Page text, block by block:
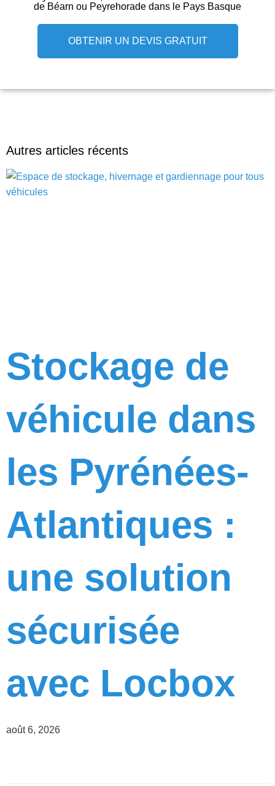
de Béarn ou Peyrehorade dans le Pays Basque
OBTENIR UN DEVIS GRATUIT
Autres articles récents
Stockage de
véhicule dans
les Pyrénées-
Atlantiques :
une solution
sécurisée
avec Locbox
août 6, 2026